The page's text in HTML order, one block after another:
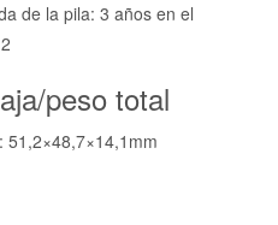
de la pila: 3 años en el
peso total
51,2×48,7×14,1mm